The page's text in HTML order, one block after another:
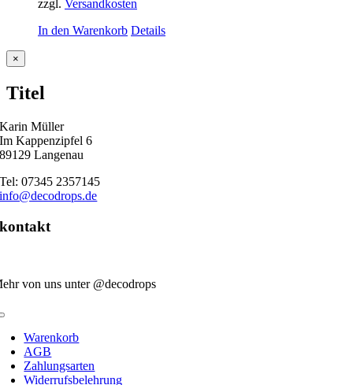
zzgl. Versandkosten
In den Warenkorb Details
Close
product
view
×
Titel
Karin Müller
Im Kappenzipfel 6
89129 Langenau
Tel: 07345 2357145
info@decodrops.de
kontakt
von uns unter @decodrops
Warenkorb
AGB
Zahlungsarten
Widerrufsbelehrung